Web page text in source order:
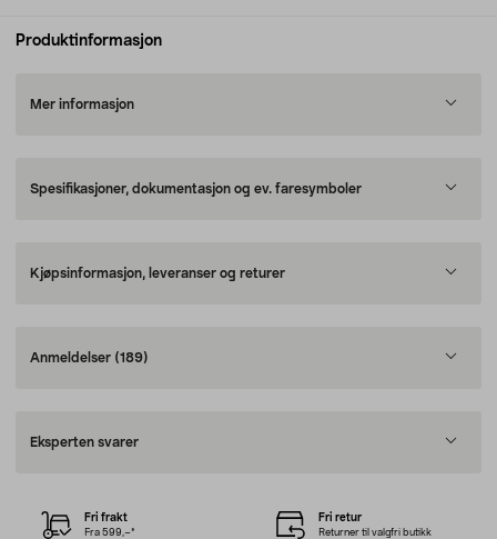
Produktinformasjon
Mer informasjon
Spesifikasjoner, dokumentasjon og ev. faresymboler
Kjøpsinformasjon, leveranser og returer
Anmeldelser (189)
Eksperten svarer
Fri frakt
Fra 599,–*
Fri retur
Returner til valgfri butikk